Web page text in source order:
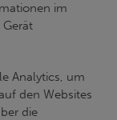
im
Analytics, um
den Websites
die